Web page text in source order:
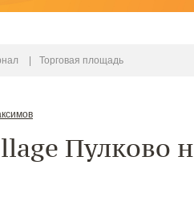
Торговая площадь
Пулково